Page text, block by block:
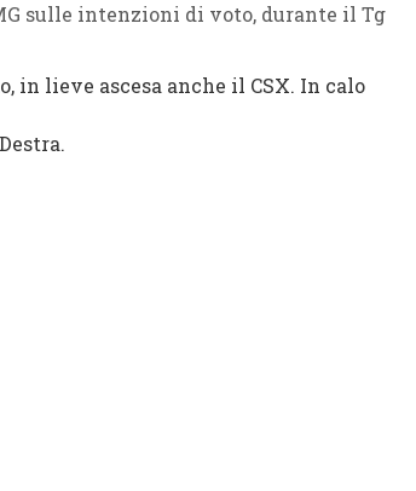
sulle intenzioni di voto, durante il Tg
in lieve ascesa anche il CSX. In calo